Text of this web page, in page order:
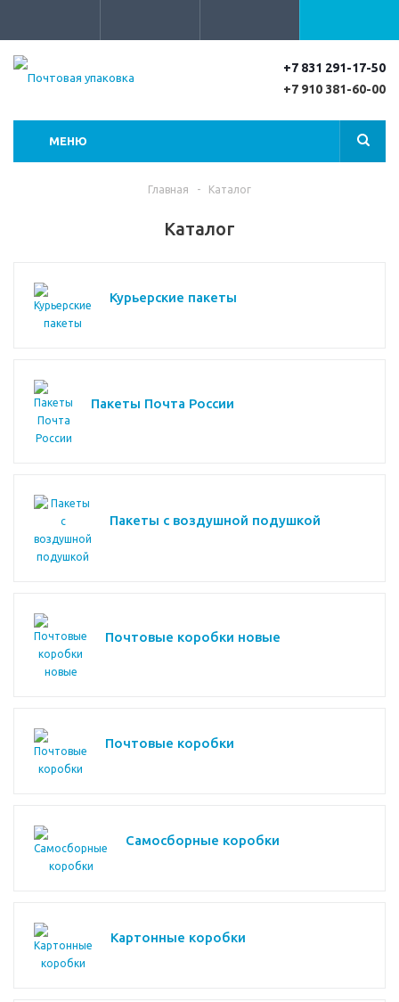
+7 831 291-17-50
+7 910 381-60-00
МЕНЮ
Главная - Каталог
Каталог
Курьерские пакеты
Пакеты Почта России
Пакеты с воздушной подушкой
Почтовые коробки новые
Почтовые коробки
Самосборные коробки
Картонные коробки